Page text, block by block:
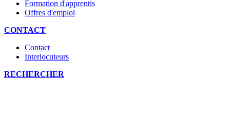
Formation d'apprentis
Offres d'emploi
CONTACT
Contact
Interlocuteurs
RECHERCHER